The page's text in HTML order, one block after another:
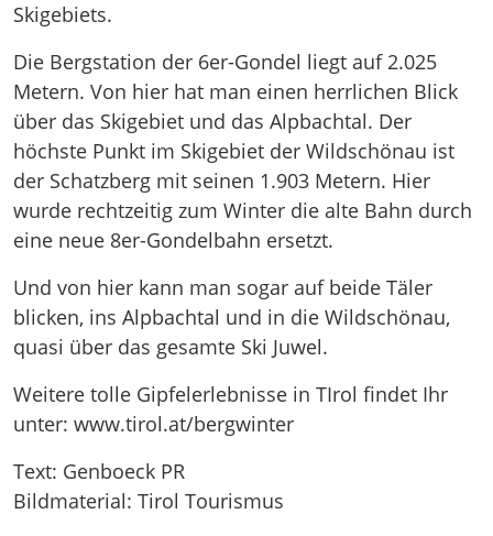
Skigebiets.
Die Bergstation der 6er-Gondel liegt auf 2.025
Metern. Von hier hat man einen herrlichen Blick
über das Skigebiet und das Alpbachtal. Der
höchste Punkt im Skigebiet der Wildschönau ist
der Schatzberg mit seinen 1.903 Metern. Hier
wurde rechtzeitig zum Winter die alte Bahn durch
eine neue 8er-Gondelbahn ersetzt.
Und von hier kann man sogar auf beide Täler
blicken, ins Alpbachtal und in die Wildschönau,
quasi über das gesamte Ski Juwel.
Weitere tolle Gipfelerlebnisse in TIrol findet Ihr
unter: www.tirol.at/bergwinter
Text: Genboeck PR
Bildmaterial: Tirol Tourismus